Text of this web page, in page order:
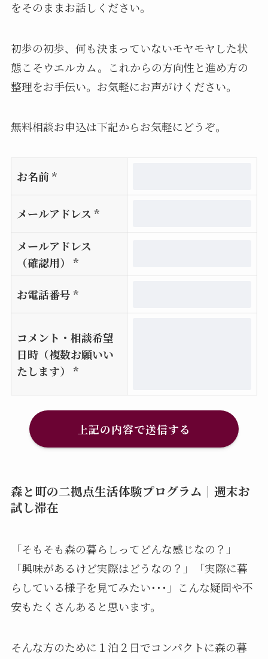
をそのままお話しください。
初歩の初歩、何も決まっていないモヤモヤした状
態こそウエルカム。これからの方向性と進め方の
整理をお手伝い。お気軽にお声がけください。
無料相談お申込は下記からお気軽にどうぞ。
お名前*
メールアドレス *
メールアドレス
（確認用） *
お電話番号 *
コメント・相談希望
日時（複数お願いい
たします） *
森と町の二拠点生活体験プログラム｜週末お
試し滞在
「そもそも森の暮らしってどんな感じなの？」
「興味があるけど実際はどうなの？」「実際に暮
らしている様子を見てみたい･･･」こんな疑問や不
安もたくさんあると思います。
そんな方のために１泊２日でコンパクトに森の暮